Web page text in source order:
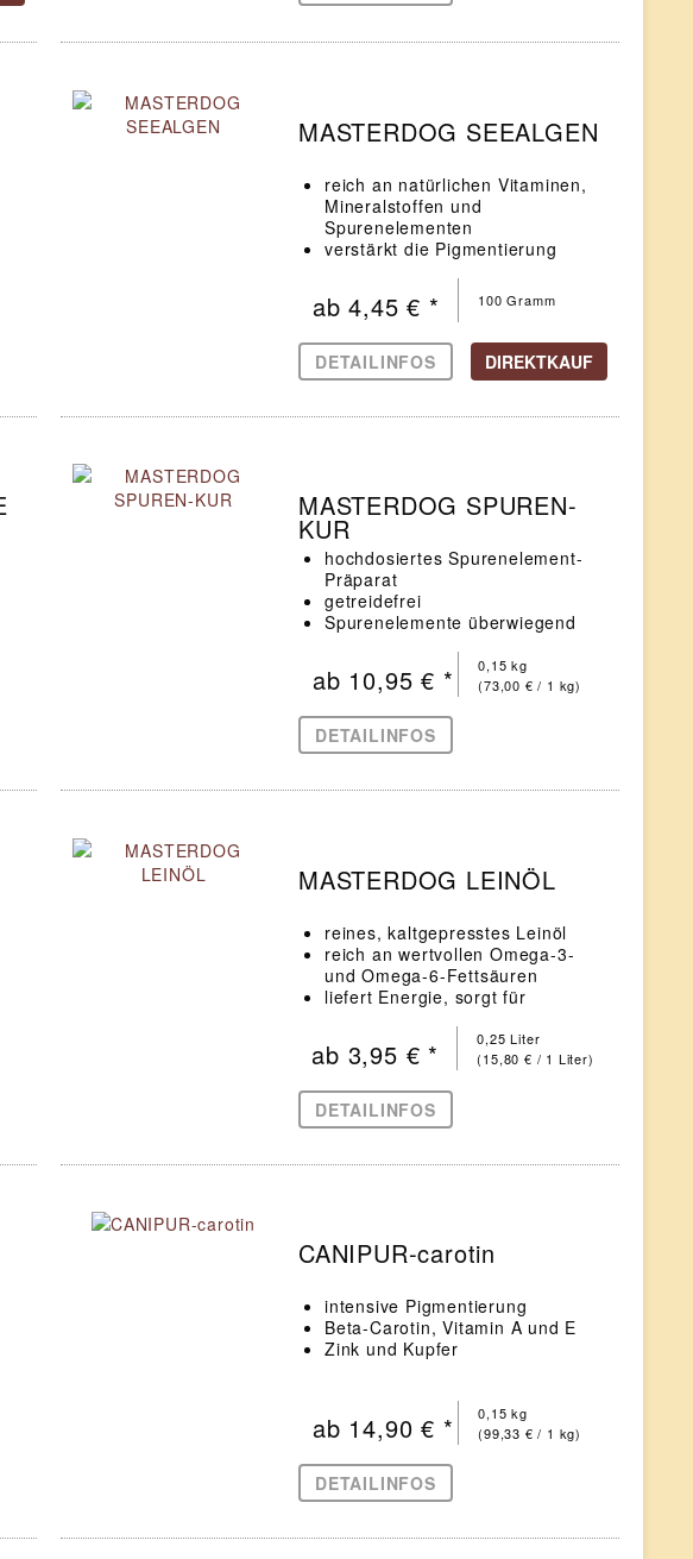
MASTERDOG SEEALGEN
reich an natürlichen Vitaminen,
Mineralstoffen und
Spurenelementen
verstärkt die Pigmentierung
unterstützt die körpereigene
Entgiftungsfunktion
100 Gramm
ab 4,45 € *
DETAILINFOS DIREKTKAUF
MASTERDOG SPUREN-
KUR
hochdosiertes Spurenelement-
Präparat
getreidefrei
Spurenelemente überwiegend
0,15 kg
(73,00 € / 1 kg)
ab 10,95 € *
DETAILINFOS
MASTERDOG LEINÖL
reines, kaltgepresstes Leinöl
reich an wertvollen Omega-3-
und Omega-6-Fettsäuren
liefert Energie, sorgt für
glänzendes Fell und
unterstützt die Abwehrkräfte
0,25 Liter
(15,80 € / 1 Liter)
ab 3,95 € *
DETAILINFOS
CANIPUR-carotin
intensive Pigmentierung
Beta-Carotin, Vitamin A und E
Zink und Kupfer
0,15 kg
(99,33 € / 1 kg)
ab 14,90 € *
DETAILINFOS